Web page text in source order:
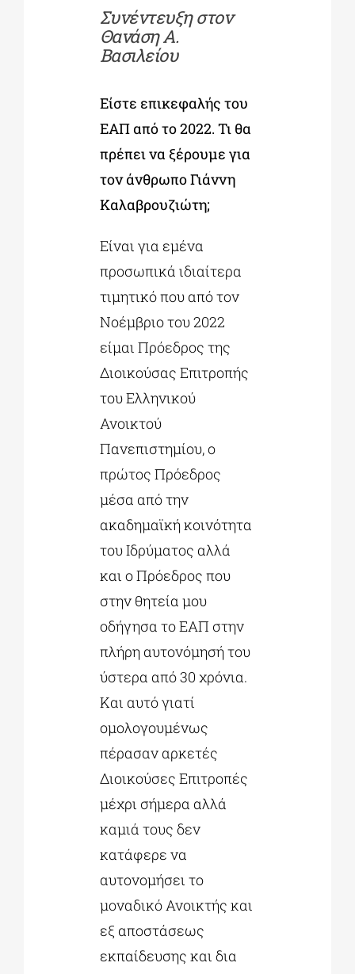
Συνέντευξη στον
Θανάση Α.
Βασιλείου
Είστε επικεφαλής του
ΕΑΠ από το 2022. Τι θα
πρέπει να ξέρουμε για
τον άνθρωπο Γιάννη
Καλαβρουζιώτη;
Είναι για εμένα
προσωπικά ιδιαίτερα
τιμητικό που από τον
Νοέμβριο του 2022
είμαι Πρόεδρος της
Διοικούσας Επιτροπής
του Ελληνικού
Ανοικτού
Πανεπιστημίου, ο
πρώτος Πρόεδρος
μέσα από την
ακαδημαϊκή κοινότητα
του Ιδρύματος αλλά
και ο Πρόεδρος που
στην θητεία μου
οδήγησα το ΕΑΠ στην
πλήρη αυτονόμησή του
ύστερα από 30 χρόνια.
Και αυτό γιατί
ομολογουμένως
πέρασαν αρκετές
Διοικούσες Επιτροπές
μέχρι σήμερα αλλά
καμιά τους δεν
κατάφερε να
αυτονομήσει το
μοναδικό Ανοικτής και
εξ αποστάσεως
εκπαίδευσης και δια